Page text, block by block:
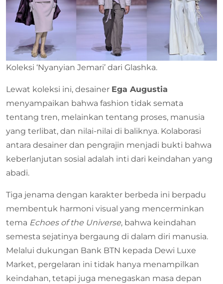
Koleksi ‘Nyanyian Jemari’ dari Glashka.
Lewat koleksi ini, desainer Ega Augustia
menyampaikan bahwa fashion tidak semata
tentang tren, melainkan tentang proses, manusia
yang terlibat, dan nilai-nilai di baliknya. Kolaborasi
antara desainer dan pengrajin menjadi bukti bahwa
keberlanjutan sosial adalah inti dari keindahan yang
abadi.
Tiga jenama dengan karakter berbeda ini berpadu
membentuk harmoni visual yang mencerminkan
tema Echoes of the Universe, bahwa keindahan
semesta sejatinya bergaung di dalam diri manusia.
Melalui dukungan Bank BTN kepada Dewi Luxe
Market, pergelaran ini tidak hanya menampilkan
keindahan, tetapi juga menegaskan masa depan